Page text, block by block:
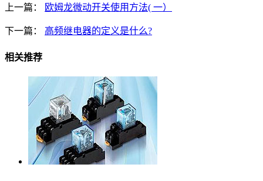
上一篇： 欧姆龙微动开关使用方法( 一）
下一篇： 高频继电器的定义是什么?
相关推荐